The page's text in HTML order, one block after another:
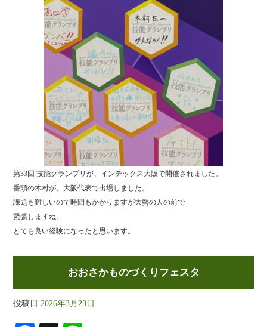
第33回 技能グランプリが、インテックス大阪で開催されました。
番頭の木村が、大阪代表で出場しました。
課題も難しいので時間もかかりますが大勢の人の前で
緊張しますね。
とても良い経験になったと思います。
おおさかものづくりフェスタ
投稿日 2026年3月23日